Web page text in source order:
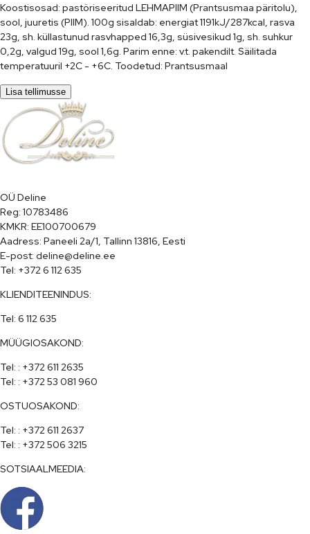
Koostisosad: pastöriseeritud LEHMAPIIM (Prantsusmaa päritolu),
sool, juuretis (PIIM). 100g sisaldab: energiat 1191kJ/287kcal, rasva
23g, sh. küllastunud rasvhapped 16,3g, süsivesikud 1g, sh. suhkur
0,2g, valgud 19g, sool 1,6g. Parim enne: v.t. pakendilt. Säilitada
temperatuuril +2C - +6C. Toodetud: Prantsusmaal
Lisa tellimusse
OÜ Deline
Reg: 10783486
KMKR: EE100700679
Aadress: Paneeli 2a/1, Tallinn 13816, Eesti
E-post: deline@deline.ee
Tel: +372 6 112 635
KLIENDITEENINDUS:
Tel: 6 112 635
MÜÜGIOSAKOND:
Tel: : +372 611 2635
Tel: : +372 53 081 960
OSTUOSAKOND:
Tel: : +372 611 2637
Tel: : +372 506 3215
SOTSIAALMEEDIA: